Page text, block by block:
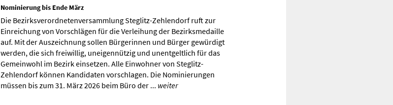
Nominierung bis Ende März
Die Bezirksverordnetenversammlung Steglitz-Zehlendorf ruft zur
Einreichung von Vorschlägen für die Verleihung der Bezirksmedaille
auf. Mit der Auszeichnung sollen Bürgerinnen und Bürger gewürdigt
werden, die sich freiwillig, uneigennützig und unentgeltlich für das
Gemeinwohl im Bezirk einsetzen. Alle Einwohner von Steglitz-
Zehlendorf können Kandidaten vorschlagen. Die Nominierungen
müssen bis zum 31. März 2026 beim Büro der ... weiter